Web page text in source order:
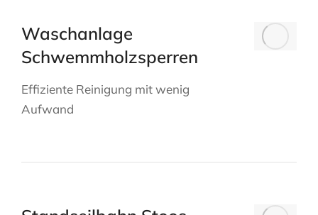
Waschanlage
Schwemmholzsperren
Effiziente Reinigung mit wenig
Aufwand